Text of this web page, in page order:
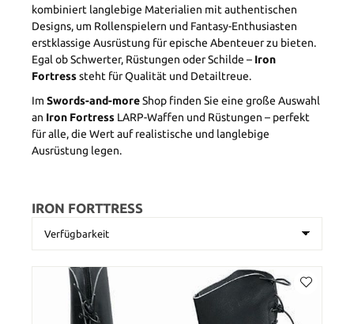
kombiniert langlebige Materialien mit authentischen
Designs, um Rollenspielern und Fantasy-Enthusiasten
erstklassige Ausrüstung für epische Abenteuer zu bieten.
Egal ob Schwerter, Rüstungen oder Schilde – Iron
Fortresssteht für Qualität und Detailtreue.
Im Swords-and-moreShop finden Sie eine große Auswahl
an Iron Fortress LARP-Waffen und Rüstungen – perfekt
für alle, die Wert auf realistische und langlebige
Ausrüstung legen.
IRON FORTTRESS